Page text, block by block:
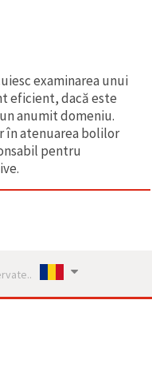
examinarea unui
eficient, dacă este
anumit domeniu.
în atenuarea bolilor
pentru